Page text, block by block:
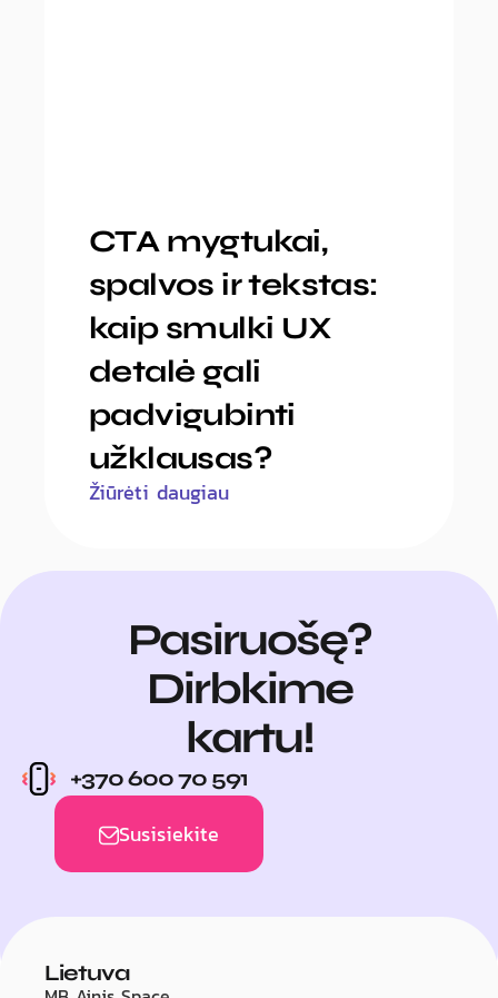
CTA mygtukai,
spalvos ir tekstas:
kaip smulki UX
detalė gali
padvigubinti
užklausas?
Žiūrėti daugiau
Pasiruošę?
Dirbkime
kartu!
+370 600 70 591
Susisiekite
Lietuva